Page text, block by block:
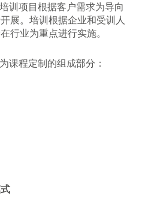
项目根据客户需求为导向
展。培训根据企业和受训人
行业为重点进行实施。
程定制的组成部分：